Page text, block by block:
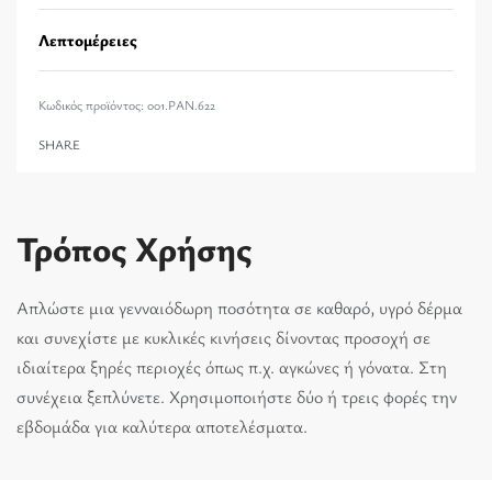
Λεπτομέρειες
001.PAN.622
SHARE
Τρόπος Χρήσης
Απλώστε μια γενναιόδωρη ποσότητα σε καθαρό, υγρό δέρμα
και συνεχίστε με κυκλικές κινήσεις δίνοντας προσοχή σε
ιδιαίτερα ξηρές περιοχές όπως π.χ. αγκώνες ή γόνατα. Στη
συνέχεια ξεπλύνετε. Χρησιμοποιήστε δύο ή τρεις φορές την
εβδομάδα για καλύτερα αποτελέσματα.